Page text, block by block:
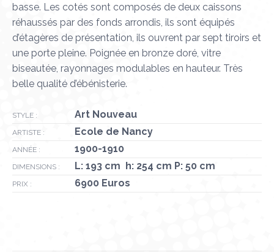
basse. Les cotés sont composés de deux caissons
réhaussés par des fonds arrondis, ils sont équipés
d’étagères de présentation, ils ouvrent par sept tiroirs et
une porte pleine. Poignée en bronze doré, vitre
biseautée, rayonnages modulables en hauteur. Très
belle qualité d’ébénisterie.
STYLE : Art Nouveau
ARTISTE : Ecole de Nancy
ANNÉE : 1900-1910
DIMENSIONS : L: 193 cm h: 254 cm P: 50 cm
PRIX : 6900 Euros